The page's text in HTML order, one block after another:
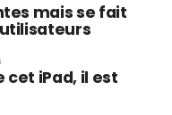
mais se fait
cet iPad, il est